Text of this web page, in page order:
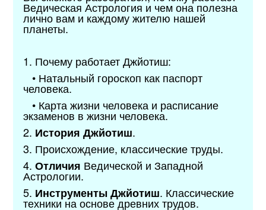
Ведическая Астрология и чем она полезна
лично вам и каждому жителю нашей
планеты.
1. Почему работает Джйотиш:
• Натальный гороскоп как паспорт
человека.
• Карта жизни человека и расписание
экзаменов в жизни человека.
2. История Джйотиш.
3. Происхождение, классические труды.
4.Отличия Ведической и Западной
Астрологии.
5. Инструменты Джйотиш. Классические
техники на основе древних трудов.